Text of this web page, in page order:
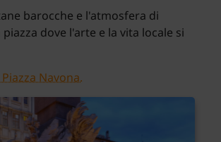
barocche e l'atmosfera di
dove l'arte e la vita locale si
Navona.